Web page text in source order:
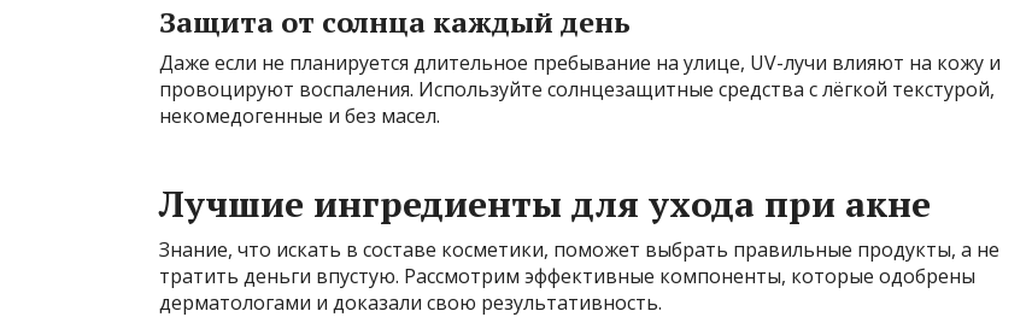
Защита от солнца каждый день
Даже если не планируется длительное пребывание на улице, UV-лучи влияют на кожу и
провоцируют воспаления. Используйте солнцезащитные средства с лёгкой текстурой,
некомедогенные и без масел.
Лучшие ингредиенты для ухода при акне
Знание, что искать в составе косметики, поможет выбрать правильные продукты, а не
тратить деньги впустую. Рассмотрим эффективные компоненты, которые одобрены
дерматологами и доказали свою результативность.